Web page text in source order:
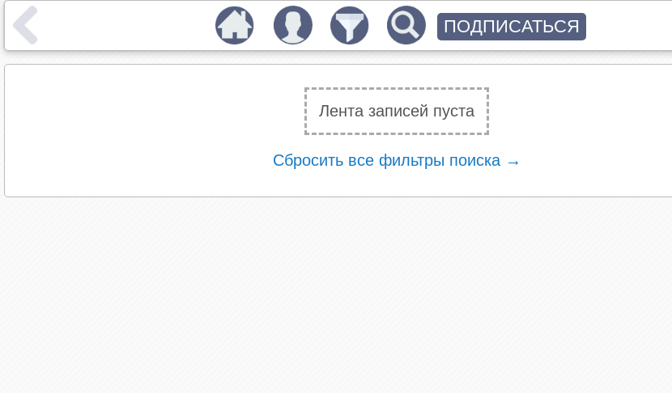
Лента записей пуста
Сбросить все фильтры поиска →
ПОДПИСАТЬСЯ